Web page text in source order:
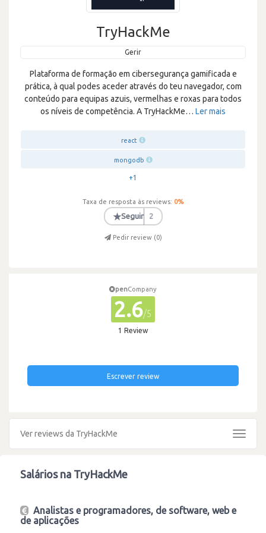
TryHackMe
Gerir
Plataforma de formação em cibersegurança gamificada e
prática, à qual podes aceder através do teu navegador, com
conteúdo para equipas azuis, vermelhas e roxas para todos
os níveis de competência. A TryHackMe… Ler mais
react
mongodb
+1
Taxa de resposta às reviews: 0%
★Seguir 2
Pedir review (0)
penCompany
2.6/5
1 Review
Escrever review
Ver reviews da TryHackMe
Toggle
Salários na TryHackMe
Analistas e programadores, de software, web e
de aplicações